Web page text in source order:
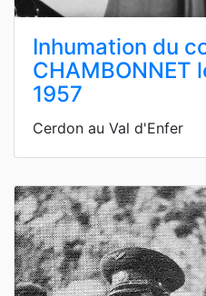
Inhumation du
CHAMBONNET
1957
Cerdon au Val d'Enfer